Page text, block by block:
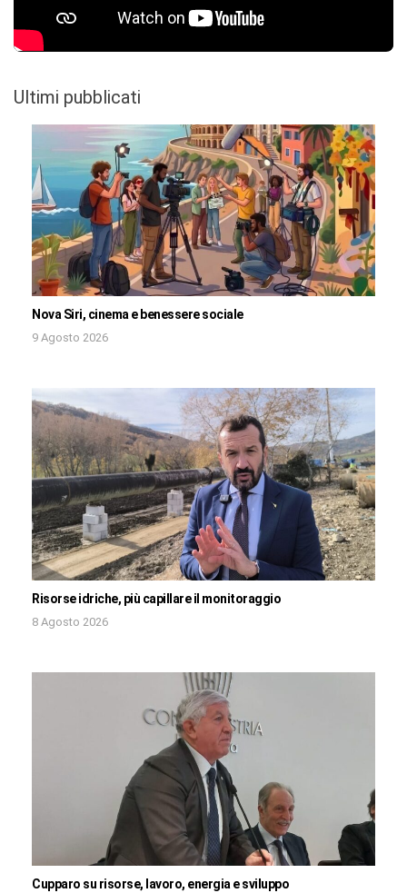
Ultimi pubblicati
Nova Siri, cinema e benessere sociale
9 Agosto 2026
Risorse idriche, più capillare il monitoraggio
8 Agosto 2026
Cupparo su risorse, lavoro, energia e sviluppo